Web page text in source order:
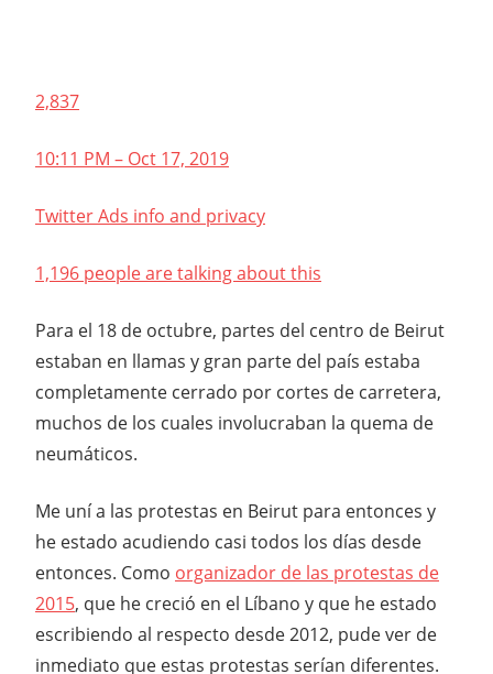
2,837
10:11 PM – Oct 17, 2019
Twitter Ads info and privacy
1,196 people are talking about this
Para el 18 de octubre, partes del centro de Beirut
estaban en llamas y gran parte del país estaba
completamente cerrado por cortes de carretera,
muchos de los cuales involucraban la quema de
neumáticos.
Me uní a las protestas en Beirut para entonces y
he estado acudiendo casi todos los días desde
entonces. Como organizador de las protestas de
2015, que he creció en el Líbano y que he estado
escribiendo al respecto desde 2012, pude ver de
inmediato que estas protestas serían diferentes.